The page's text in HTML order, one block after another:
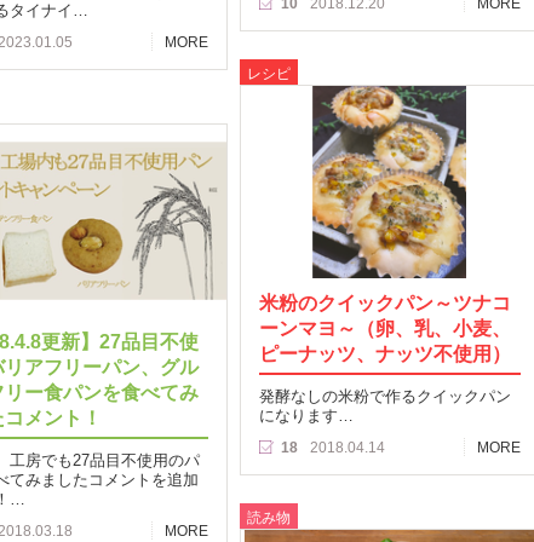
タイナイ…
MORE
レシピ
米粉のクイックパン～ツナコ
ーンマヨ～（卵、乳、小麦、
ピーナッツ、ナッツ不使用）
発酵なしの米粉で作るクイックパン
になります…
18 2018.04.14 MORE
更新】27品目不使
リアフリーパン、グル
リー食パンを食べてみ
メント！
工房でも27品目不使用のパ
てみましたコメントを追加
…
MORE
読み物